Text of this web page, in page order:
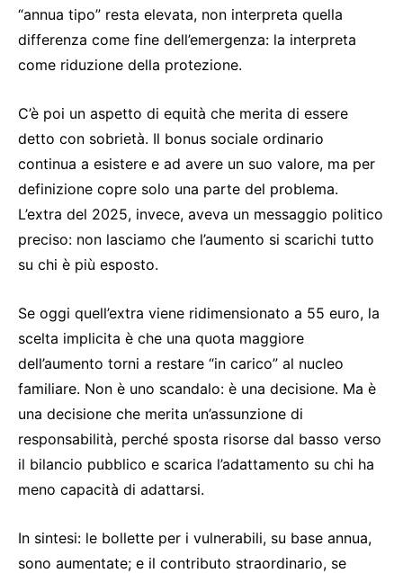
“annua tipo” resta elevata, non interpreta quella
differenza come fine dell’emergenza: la interpreta
come riduzione della protezione.
C’è poi un aspetto di equità che merita di essere
detto con sobrietà. Il bonus sociale ordinario
continua a esistere e ad avere un suo valore, ma per
definizione copre solo una parte del problema.
L’extra del 2025, invece, aveva un messaggio politico
preciso: non lasciamo che l’aumento si scarichi tutto
su chi è più esposto.
Se oggi quell’extra viene ridimensionato a 55 euro, la
scelta implicita è che una quota maggiore
dell’aumento torni a restare “in carico” al nucleo
familiare. Non è uno scandalo: è una decisione. Ma è
una decisione che merita un’assunzione di
responsabilità, perché sposta risorse dal basso verso
il bilancio pubblico e scarica l’adattamento su chi ha
meno capacità di adattarsi.
In sintesi: le bollette per i vulnerabili, su base annua,
sono aumentate; e il contributo straordinario, se